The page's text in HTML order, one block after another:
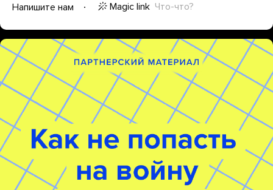
Напишите нам
Magic link Что-что?